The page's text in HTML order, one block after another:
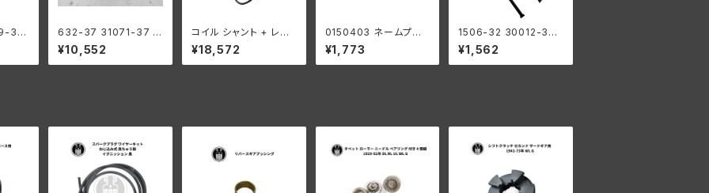
30
193
632-37 31071-37 ジ
ェネレーター ドライブギ
ア
¥10,552
コイル シャント + レギ
ュレター フィールド 12V
ハーレー 32Eジェネレ
ーターモデル オランダ
¥18,572
0150403 ネームプレ
ート RELAY-SWITCH
32E モデル ハーレーダ
ビッドソン ジェネレータ
¥1,773
1506-32 30012-32
フレームスクリュー
¥1,562